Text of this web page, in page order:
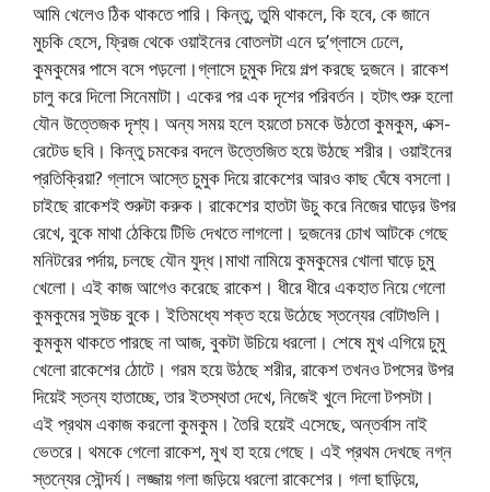
আমি খেলেও ঠিক থাকতে পারি। কিন্তু, তুমি থাকলে, কি হবে, কে জানে
মুচকি হেসে, ফ্রিজ থেকে ওয়াইনের বোতলটা এনে দু’গ্লাসে ঢেলে,
কুমকুমের পাসে বসে পড়লো।গ্লাসে চুমুক দিয়ে গল্প করছে দুজনে। রাকেশ
চালু করে দিলো সিনেমাটা। একের পর এক দৃশের পরিবর্তন। হটাৎ শুরু হলো
যৌন উত্তেজক দৃশ্য। অন্য সময় হলে হয়তো চমকে উঠতো কুমকুম, এক্স-
রেটেড ছবি। কিন্তু চমকের বদলে উত্তেজিত হয়ে উঠছে শরীর। ওয়াইনের
প্রতিক্রিয়া? গ্লাসে আস্তে চুমুক দিয়ে রাকেশের আরও কাছ ঘেঁষে বসলো।
চাইছে রাকেশই শুরুটা করুক। রাকেশের হাতটা উচু করে নিজের ঘাড়ের উপর
রেখে, বুকে মাথা ঠেকিয়ে টিভি দেখতে লাগলো। দুজনের চোখ আটকে গেছে
মনিটরের পর্দায়, চলছে যৌন যুদ্ধ।মাথা নামিয়ে কুমকুমের খোলা ঘাড়ে চুমু
খেলো। এই কাজ আগেও করেছে রাকেশ। ধীরে ধীরে একহাত নিয়ে গেলো
কুমকুমের সুউচ্চ বুকে। ইতিমধ্যে শক্ত হয়ে উঠেছে স্তন্যের বোটাগুলি।
কুমকুম থাকতে পারছে না আজ, বুকটা উচিয়ে ধরলো। শেষে মুখ এগিয়ে চুমু
খেলো রাকেশের ঠোটে। গরম হয়ে উঠছে শরীর, রাকেশ তখনও টপসের উপর
দিয়েই স্তন্য হাতাচ্ছে, তার ইতস্থতা দেখে, নিজেই খুলে দিলো টপসটা।
এই প্রথম একাজ করলো কুমকুম। তৈরি হয়েই এসেছে, অন্তর্বাস নাই
ভেতরে। থমকে গেলো রাকেশ, মুখ হা হয়ে গেছে। এই প্রথম দেখছে নগ্ন
স্তন্যের সৌন্দর্য। লজ্জায় গলা জড়িয়ে ধরলো রাকেশের। গলা ছাড়িয়ে,